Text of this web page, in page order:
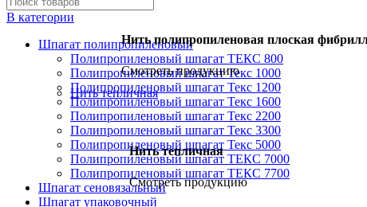
Нить полипропиленовая плоская
Смотреть продукцию
Нить тепличная
Нить тепличная
Смотреть продукцию
В категории
Шпагат полипропиленовый
Полипропиленовый шпагат ТЕКС 800
Полипропиленовый шпагат Текс 1000
Полипропиленовый шпагат Текс 1200
Полипропиленовый шпагат Текс 1600
Полипропиленовый шпагат Текс 2200
Полипропиленовый шпагат Текс 3300
Полипропиленовый шпагат Текс 5000
Полипропиленовый шпагат ТЕКС 7000
Полипропиленовый шпагат ТЕКС 7700
Шпагат сеновязальный
Шпагат упаковочный